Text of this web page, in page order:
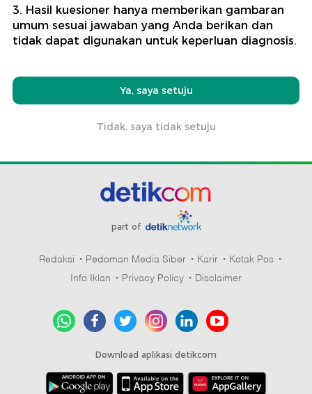
3. ⁠Hasil kuesioner hanya memberikan gambaran
umum sesuai jawaban yang Anda berikan dan
tidak dapat digunakan untuk keperluan diagnosis.
Ya, saya setuju
Tidak, saya tidak setuju
part of
Redaksi Pedoman Media Siber Karir
Kotak Pos
Info Iklan
Privacy Policy Disclaimer
Download aplikasi detikcom